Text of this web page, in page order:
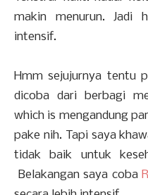
makin menurun. Jadi
intensif.
Hmm sejujurnya tentu
dicoba dari berbagi
which is mengandung
pake nih. Tapi saya
tidak baik untuk
Belakangan saya coba